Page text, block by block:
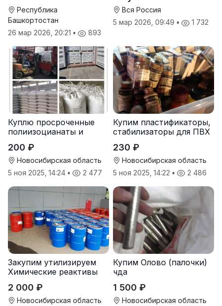
Республика
Башкортостан
26 мар 2026, 20:21 • 893
Вся Россия
5 мар 2026, 09:49 • 1 732
Куплю просроченные
полиизоцианаты и
200 ₽
Новосибирская область
5 ноя 2025, 14:24 • 2 477
Купим пластификаторы,
стабилизаторы для ПВХ
230 ₽
Новосибирская область
5 ноя 2025, 14:22 • 2 486
Закупим утилизируем
Химические реактивы
2 000 ₽
Новосибирская область
Купим Олово (палочки)
чда
1 500 ₽
Новосибирская область